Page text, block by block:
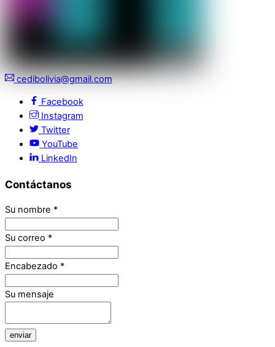
cedibolivia@gmail.com
Facebook
Instagram
Twitter
YouTube
LinkedIn
Contáctanos
Su nombre *
Su correo *
Encabezado *
Su mensaje
enviar